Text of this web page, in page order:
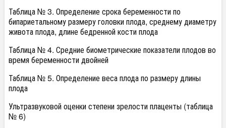
Таблица № 3. Определение срока беременности по
бипариетальному размеру головки плода, среднему диаметру
живота плода, длине бедренной кости плода
Таблица № 4. Средние биометрические показатели плодов во
время беременности двойней
Таблица № 5. Определение веса плода по размеру длины
плода
Ультразвуковой оценки степени зрелости плаценты (таблица
№ 6)